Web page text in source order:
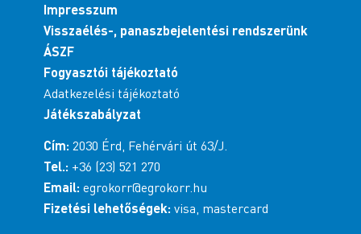
Impresszum
Visszaélés-, panaszbejelentési rendszerünk
ÁSZF
Fogyasztói tájékoztató
Adatkezelési tájékoztató
Játékszabályzat
Cím: 2030 Érd, Fehérvári út 63/J.
Tel.: +36 (23) 521 270
Email: egrokorr@egrokorr.hu
Fizetési lehetőségek: visa, mastercard